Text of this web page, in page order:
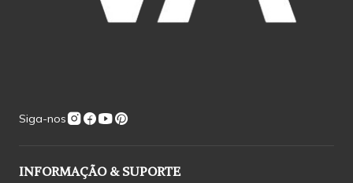
Siga-nos
INFORMAÇÃO & SUPORTE